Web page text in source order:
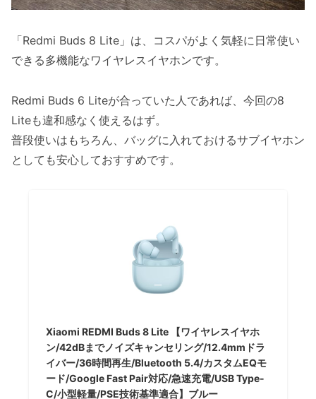
「Redmi Buds 8 Lite」は、コスパがよく気軽に日常使い
できる多機能なワイヤレスイヤホンです。
Redmi Buds 6 Liteが合っていた人であれば、今回の8
Liteも違和感なく使えるはず。
普段使いはもちろん、バッグに入れておけるサブイヤホン
としても安心しておすすめです。
Xiaomi REDMI Buds 8 Lite 【ワイヤレスイヤホ
ン/42dBまでノイズキャンセリング/12.4mmドラ
イバー/36時間再生/Bluetooth 5.4/カスタムEQモ
ード/Google Fast Pair対応/急速充電/USB Type-
C/小型軽量/PSE技術基準適合】ブルー